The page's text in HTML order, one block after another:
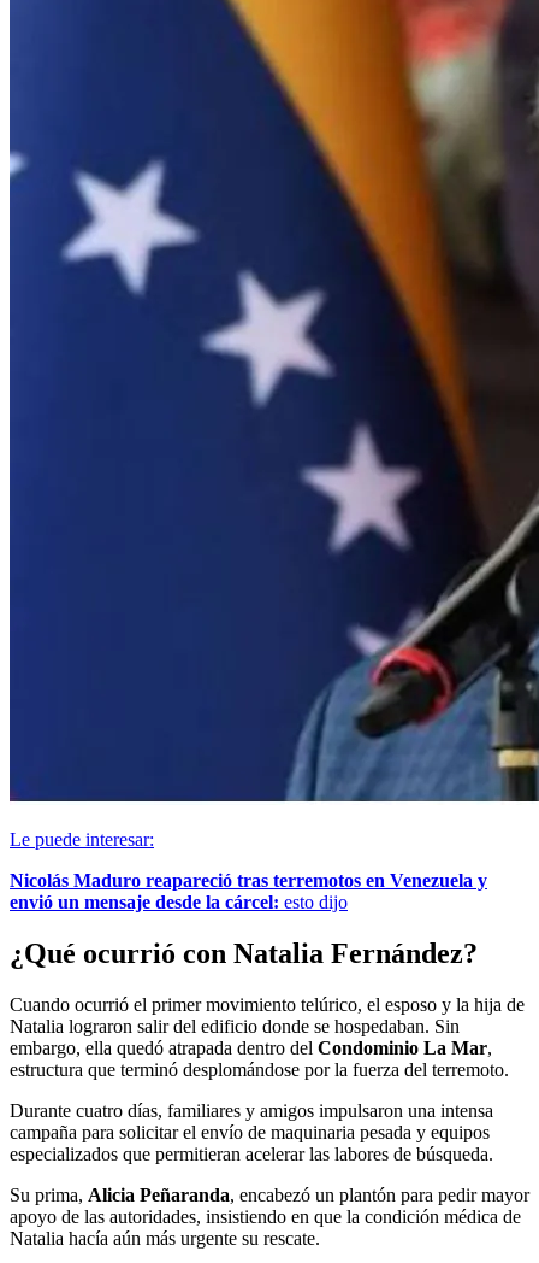
Le puede interesar:
Nicolás Maduro reapareció tras terremotos en Venezuela y
envió un mensaje desde la cárcel: esto dijo
¿Qué ocurrió con Natalia Fernández?
Cuando ocurrió el primer movimiento telúrico, el esposo y la hija de
Natalia lograron salir del edificio donde se hospedaban. Sin
embargo, ella quedó atrapada dentro del Condominio La Mar,
estructura que terminó desplomándose por la fuerza del terremoto.
Durante cuatro días, familiares y amigos impulsaron una intensa
campaña para solicitar el envío de maquinaria pesada y equipos
especializados que permitieran acelerar las labores de búsqueda.
Su prima, Alicia Peñaranda, encabezó un plantón para pedir mayor
apoyo de las autoridades, insistiendo en que la condición médica de
Natalia hacía aún más urgente su rescate.